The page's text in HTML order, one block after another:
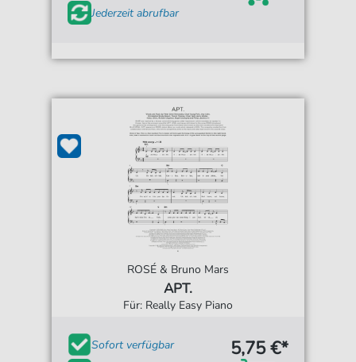
Jederzeit abrufbar
ROSÉ & Bruno Mars
APT.
Für: Really Easy Piano
Sofort verfügbar
5,75 €*